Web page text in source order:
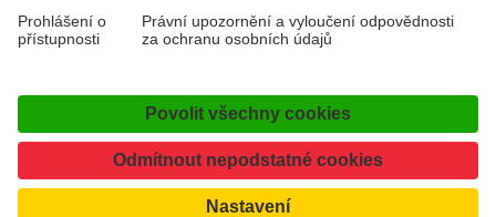
KontaktProhlášení o přístupnosti